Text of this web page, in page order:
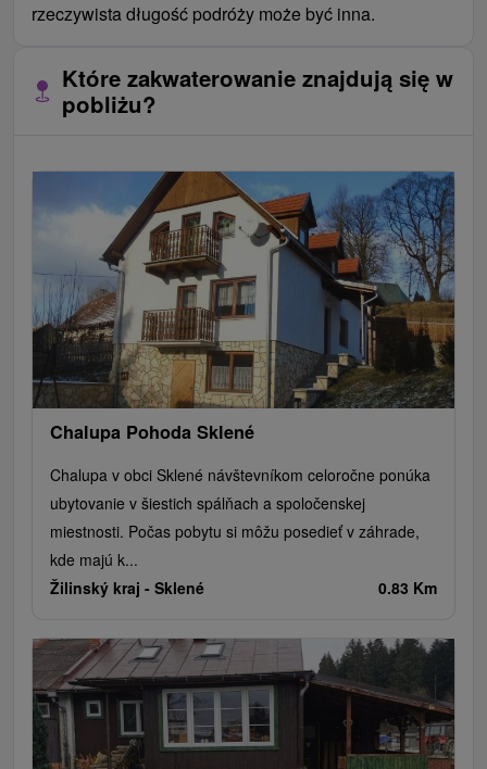
rzeczywista długość podróży może być inna.
Które zakwaterowanie znajdują się w
pobliżu?
Chalupa Pohoda Sklené
Chalupa v obci Sklené návštevníkom celoročne ponúka
ubytovanie v šiestich spálňach a spoločenskej
miestnosti. Počas pobytu si môžu posedieť v záhrade,
kde majú k...
Žilinský kraj - Sklené 0.83 Km